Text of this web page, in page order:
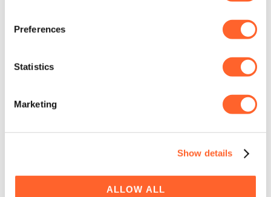
Preferences
Statistics
Marketing
Show details
ALLOW ALL